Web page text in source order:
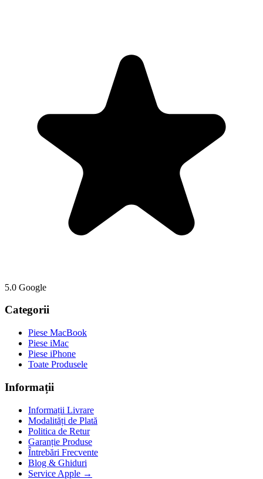
5.0 Google
Categorii
Piese MacBook
Piese iMac
Piese iPhone
Toate Produsele
Informații
Informații Livrare
Modalități de Plată
Politica de Retur
Garanție Produse
Întrebări Frecvente
Blog & Ghiduri
Service Apple →